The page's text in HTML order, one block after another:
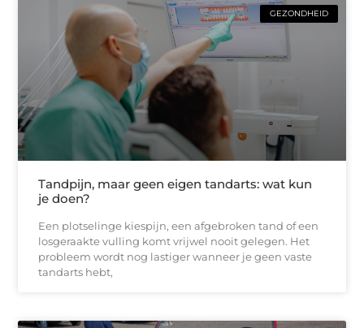
GEZONDHEID
Tandpijn, maar geen eigen tandarts: wat kun
je doen?
Een plotselinge kiespijn, een afgebroken tand of een
losgeraakte vulling komt vrijwel nooit gelegen. Het
probleem wordt nog lastiger wanneer je geen vaste
tandarts hebt,